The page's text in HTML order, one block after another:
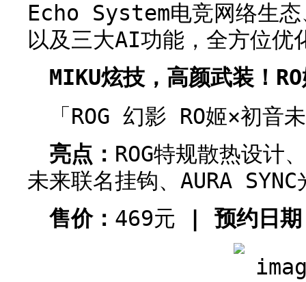
Echo System电竞网络生态
以及三大AI功能，全方位优
MIKU炫技，高颜武装！
「ROG 幻影 RO姬×初音
亮点： ROG特规散热设计
未来联名挂钩、AURA SYNC
售价： 469元 | 预约日期